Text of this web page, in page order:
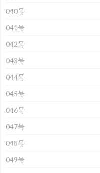
040号
041号
042号
043号
044号
045号
046号
047号
048号
049号